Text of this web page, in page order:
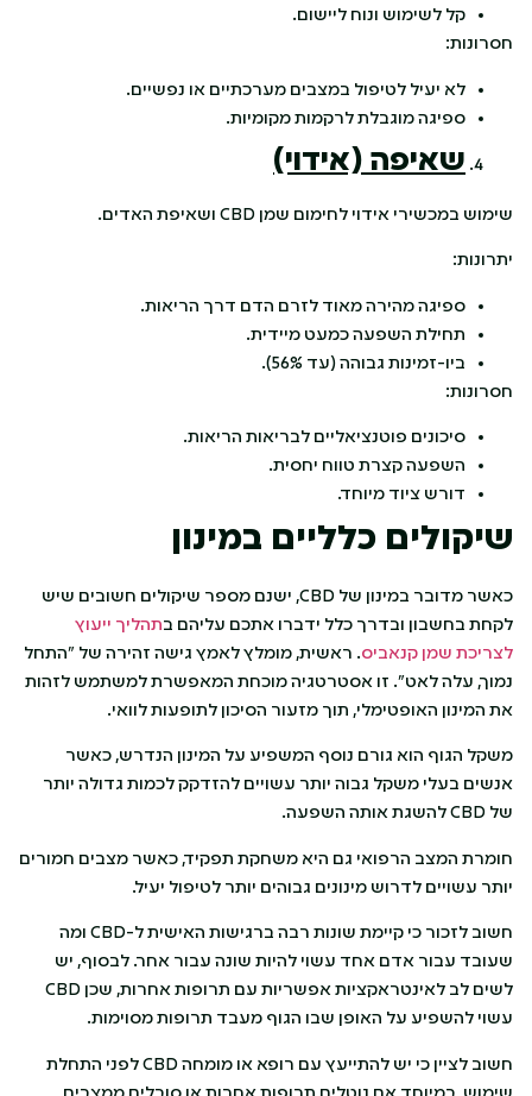
קל לשימוש ונוח ליישום.
חסרונות:
לא יעיל לטיפול במצבים מערכתיים או נפשיים.
ספיגה מוגבלת לרקמות מקומיות.
שאיפה (אידוי)
שימוש במכשירי אידוי לחימום שמן CBD ושאיפת האדים.
יתרונות:
ספיגה מהירה מאוד לזרם הדם דרך הריאות.
תחילת השפעה כמעט מיידית.
ביו-זמינות גבוהה (עד 56%).
חסרונות:
סיכונים פוטנציאליים לבריאות הריאות.
השפעה קצרת טווח יחסית.
דורש ציוד מיוחד.
שיקולים כלליים במינון
כאשר מדובר במינון של CBD, ישנם מספר שיקולים חשובים שיש
לקחת בחשבון ובדרך כלל ידברו אתכם עליהם בתהליך ייעוץ
לצריכת שמן קנאביס. ראשית, מומלץ לאמץ גישה זהירה של "התחל
נמוך, עלה לאט". זו אסטרטגיה מוכחת המאפשרת למשתמש לזהות
את המינון האופטימלי, תוך מזעור הסיכון לתופעות לוואי.
משקל הגוף הוא גורם נוסף המשפיע על המינון הנדרש, כאשר
אנשים בעלי משקל גבוה יותר עשויים להזדקק לכמות גדולה יותר
של CBD להשגת אותה השפעה.
חומרת המצב הרפואי גם היא משחקת תפקיד, כאשר מצבים חמורים
יותר עשויים לדרוש מינונים גבוהים יותר לטיפול יעיל.
חשוב לזכור כי קיימת שונות רבה ברגישות האישית ל-CBD ומה
שעובד עבור אדם אחד עשוי להיות שונה עבור אחר. לבסוף, יש
לשים לב לאינטראקציות אפשריות עם תרופות אחרות, שכן CBD
עשוי להשפיע על האופן שבו הגוף מעבד תרופות מסוימות.
חשוב לציין כי יש להתייעץ עם רופא או מומחה CBD לפני התחלת